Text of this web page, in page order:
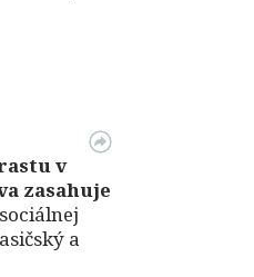
v
zasahuje
a